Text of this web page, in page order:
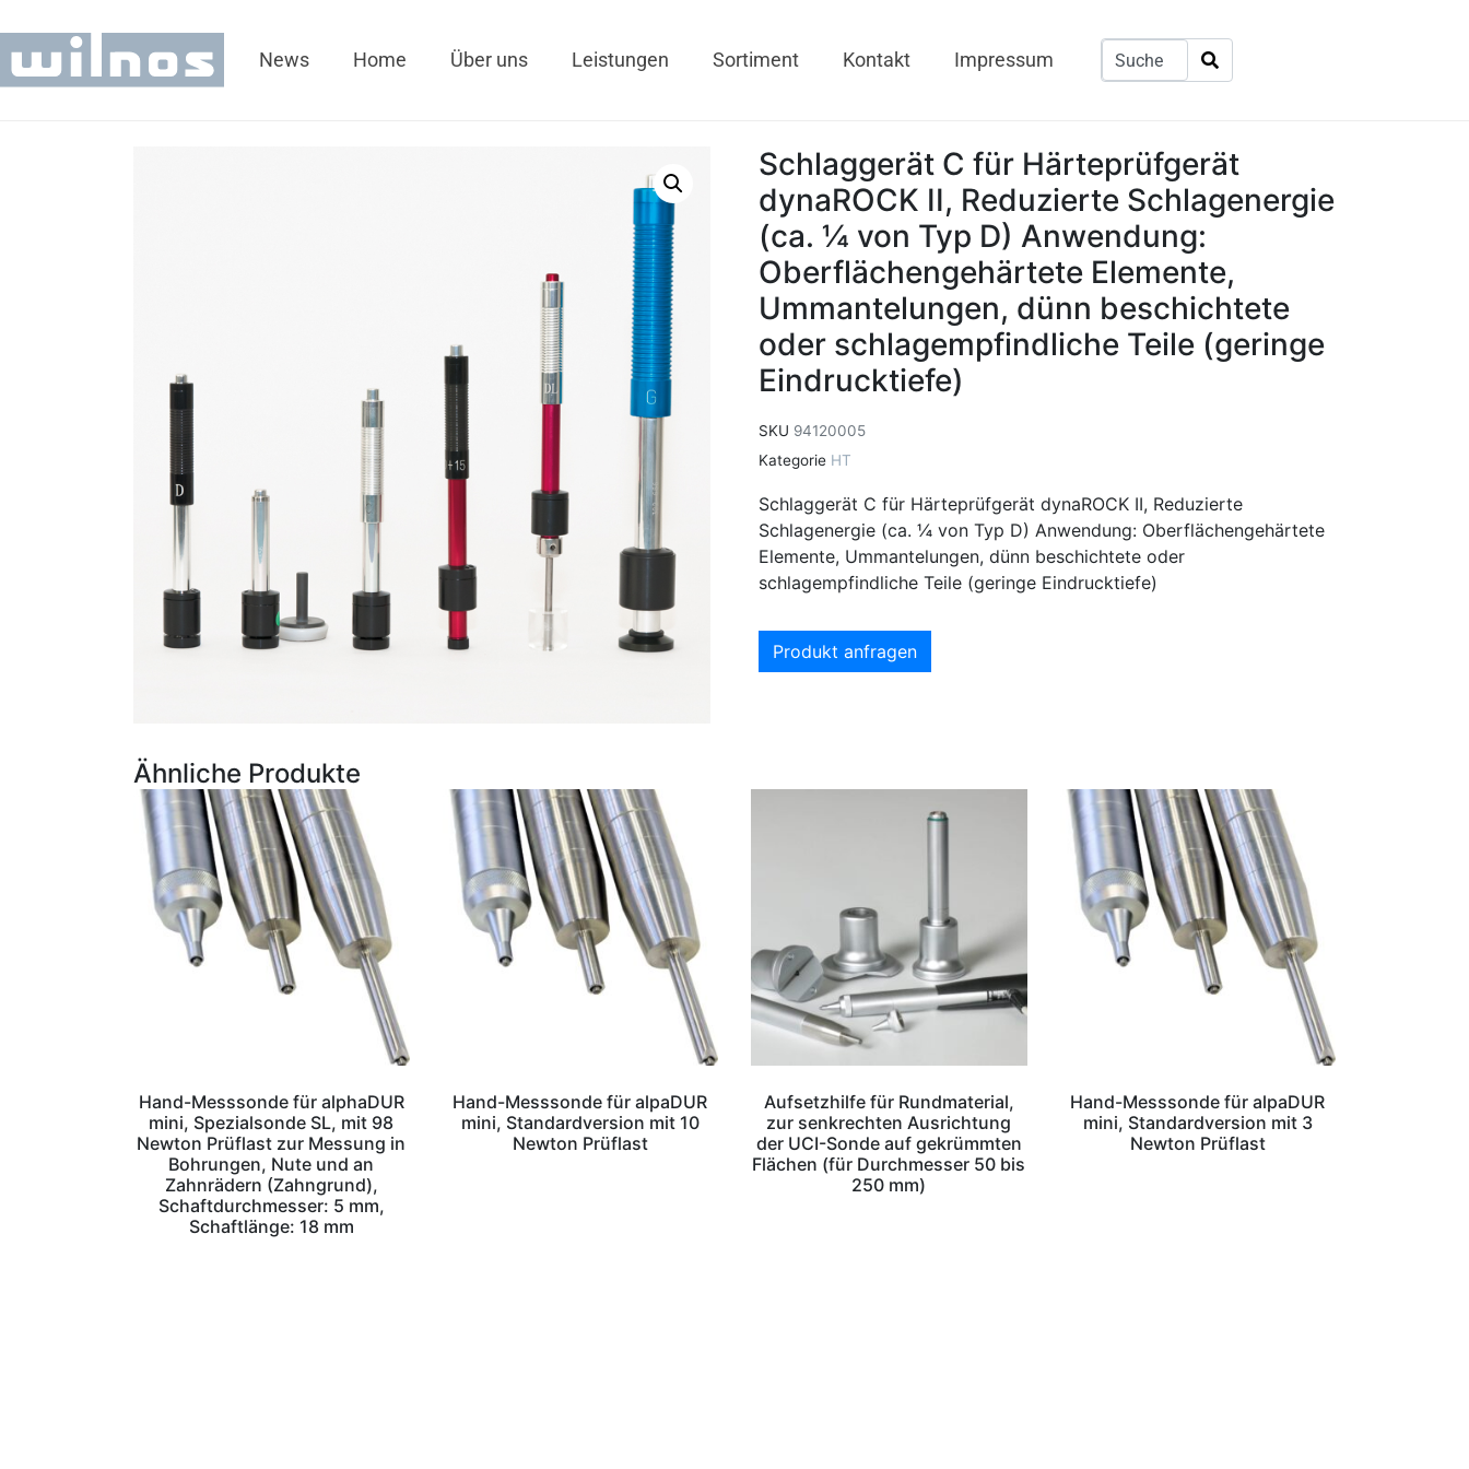
News Home Über uns Leistungen Sortiment Kontakt Impressum
Schlaggerät C für Härteprüfgerät
dynaROCK II, Reduzierte Schlagenergie
(ca. ¼ von Typ D) Anwendung:
Oberflächengehärtete Elemente,
Ummantelungen, dünn beschichtete
oder schlagempfindliche Teile (geringe
Eindrucktiefe)
SKU 94120005
Kategorie HT
Schlaggerät C für Härteprüfgerät dynaROCK II, Reduzierte
Schlagenergie (ca. ¼ von Typ D) Anwendung: Oberflächengehärtete
Elemente, Ummantelungen, dünn beschichtete oder
schlagempfindliche Teile (geringe Eindrucktiefe)
Produkt anfragen
Ähnliche Produkte
Hand-Messsonde für alphaDUR
mini, Spezialsonde SL, mit 98
Newton Prüflast zur Messung in
Bohrungen, Nute und an
Zahnrädern (Zahngrund),
Schaftdurchmesser: 5 mm,
Schaftlänge: 18 mm
Hand-Messsonde für alpaDUR
mini, Standardversion mit 10
Newton Prüflast
Aufsetzhilfe für Rundmaterial,
zur senkrechten Ausrichtung
der UCI-Sonde auf gekrümmten
Flächen (für Durchmesser 50 bis
250 mm)
Hand-Messsonde für alpaDUR
mini, Standardversion mit 3
Newton Prüflast